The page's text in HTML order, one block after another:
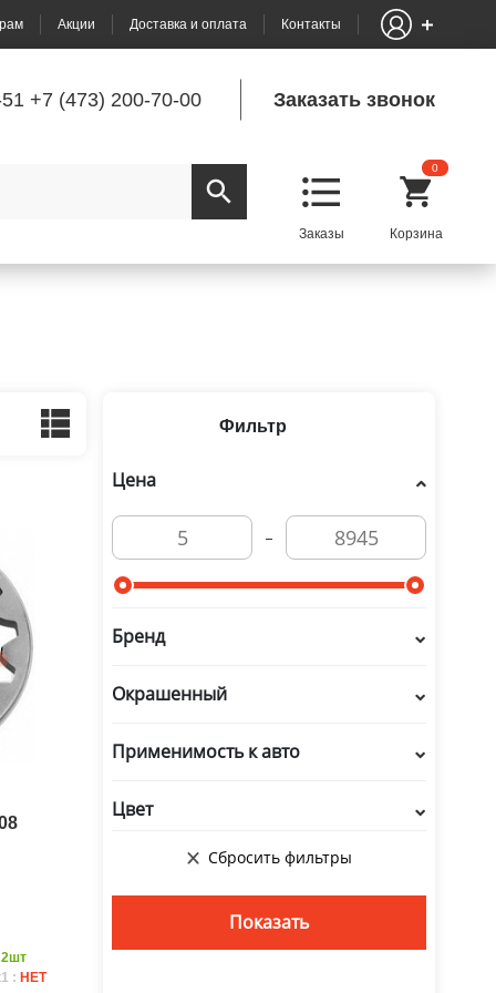
Акции Доставка и оплата Контакты
+7 (473) 200-70-00 Заказать звонок
0
Фильтр
Цена
Бренд
Окрашенный
Применимость к авто
Цвет
2шт
: НЕТ